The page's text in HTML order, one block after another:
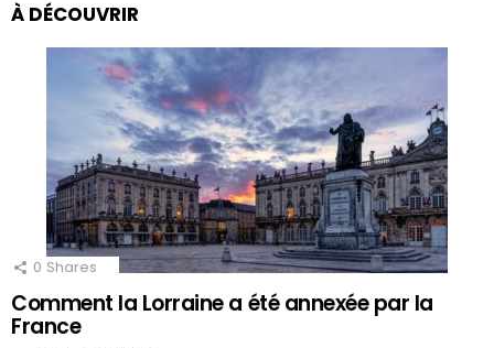
À DÉCOUVRIR
0 Shares
Comment la Lorraine a été annexée par la
France